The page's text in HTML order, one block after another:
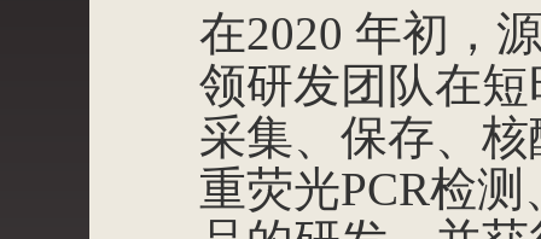
在2020 年初，
领研发团队在
采集、保存、
重荧光PCR检